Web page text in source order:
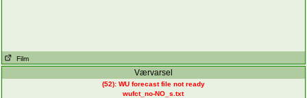
Film
Værvarsel
(52): WU forecast file not ready
wufct_no-NO_s.txt